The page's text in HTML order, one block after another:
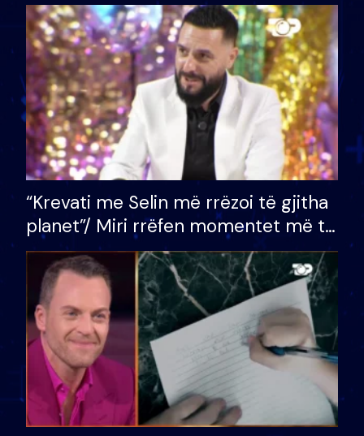
divorci apo jo?
“Krevati me Selin më rrëzoi të gjitha
planet”/ Miri rrëfen momentet më të
bukura në shtëpinë e BB VIP: Do më
mungojë zilja e mëngjesit kur…